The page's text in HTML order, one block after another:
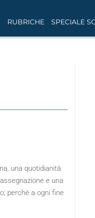
RUBRICHE SPECIALE
una quotidianità
e una
perché a ogni fine